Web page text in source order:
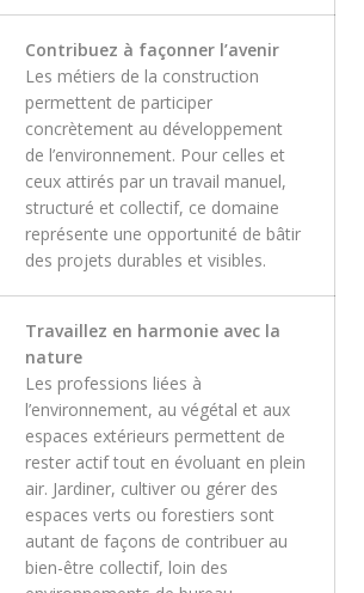
Contribuez à façonner l’avenir
Les métiers de la construction
permettent de participer
concrètement au développement
de l’environnement. Pour celles et
ceux attirés par un travail manuel,
structuré et collectif, ce domaine
représente une opportunité de bâtir
des projets durables et visibles.
Travaillez en harmonie avec la
nature
Les professions liées à
l’environnement, au végétal et aux
espaces extérieurs permettent de
rester actif tout en évoluant en plein
air. Jardiner, cultiver ou gérer des
espaces verts ou forestiers sont
autant de façons de contribuer au
bien-être collectif, loin des